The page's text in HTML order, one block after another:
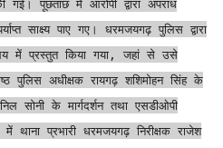
पूछताछ में आरोपी द्वारा अपराध
साक्ष्य पाए गए। धरमजयगढ़ पुलिस द्वारा
में प्रस्तुत किया गया, जहां से उसे
पुलिस अधीक्षक रायगढ़ शशिमोहन सिंह के
सोनी के मार्गदर्शन तथा एसडीओपी
में थाना प्रभारी धरमजयगढ़ निरीक्षक राजेश